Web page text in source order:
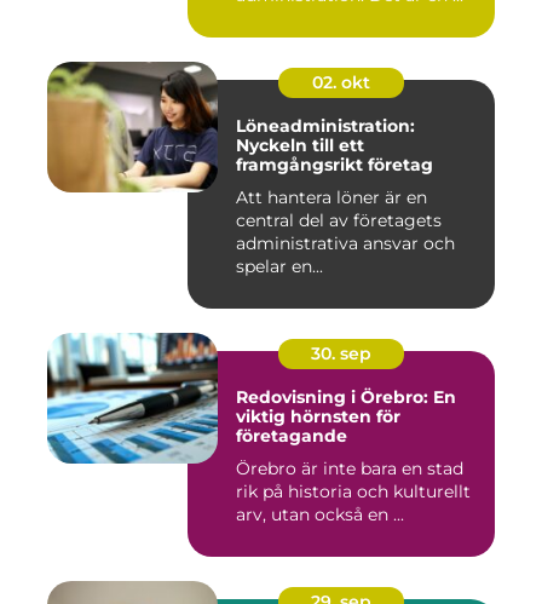
02. okt
Löneadministration:
Nyckeln till ett
framgångsrikt företag
Att hantera löner är en
central del av företagets
administrativa ansvar och
spelar en...
30. sep
Redovisning i Örebro: En
viktig hörnsten för
företagande
Örebro är inte bara en stad
rik på historia och kulturellt
arv, utan också en ...